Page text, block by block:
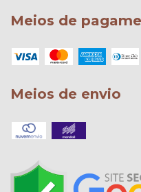
Meios de
Meios de envio